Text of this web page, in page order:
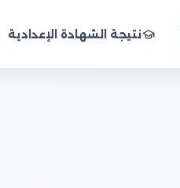
نتيجة الشهادة الإعدادية